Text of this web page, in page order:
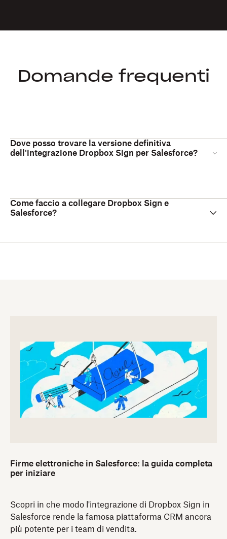
Domande frequenti
Dove posso trovare la versione definitiva
dell'integrazione Dropbox Sign per Salesforce?
Come faccio a collegare Dropbox Sign e
Salesforce?
Firme elettroniche in Salesforce: la guida completa
per iniziare
Scopri in che modo l'integrazione di Dropbox Sign in
Salesforce rende la famosa piattaforma CRM ancora
più potente per i team di vendita.